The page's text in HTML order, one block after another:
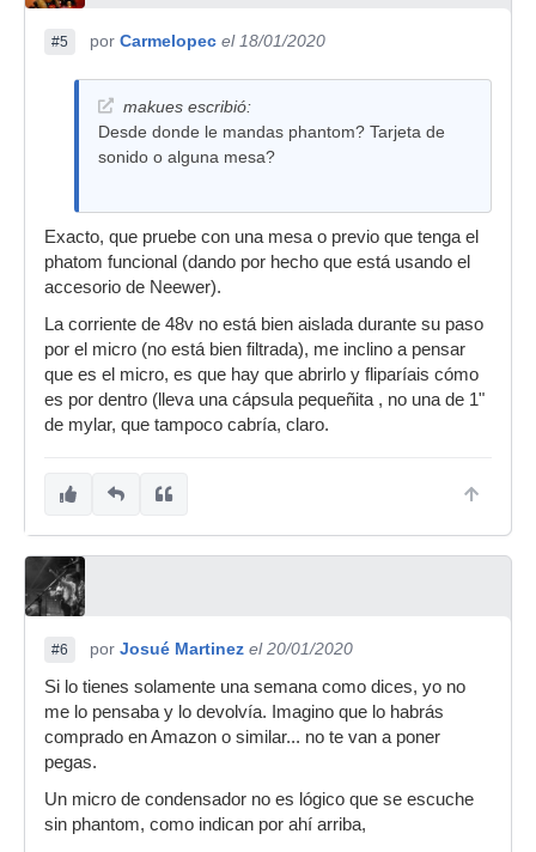
#5 por Carmelopec el 18/01/2020
makues escribió:
Desde donde le mandas phantom? Tarjeta de
sonido o alguna mesa?
Exacto, que pruebe con una mesa o previo que tenga el
phatom funcional (dando por hecho que está usando el
accesorio de Neewer).
La corriente de 48v no está bien aislada durante su paso
por el micro (no está bien filtrada), me inclino a pensar
que es el micro, es que hay que abrirlo y fliparíais cómo
es por dentro (lleva una cápsula pequeñita , no una de 1"
de mylar, que tampoco cabría, claro.
#6 por Josué Martinez el 20/01/2020
Si lo tienes solamente una semana como dices, yo no
me lo pensaba y lo devolvía. Imagino que lo habrás
comprado en Amazon o similar... no te van a poner
pegas.
Un micro de condensador no es lógico que se escuche
sin phantom, como indican por ahí arriba,